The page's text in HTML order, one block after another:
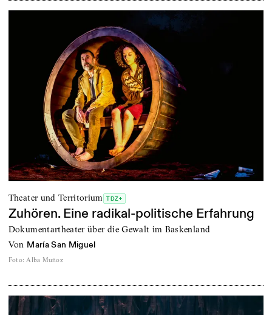
Theater und Territorium TDZ+
Zuhören. Eine radikal-politische Erfahrung
Dokumentartheater über die Gewalt im Baskenland
von María San Miguel
Foto: Alba Muñoz